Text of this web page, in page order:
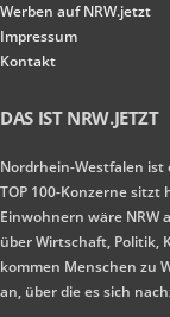
Werben auf NRW.jetzt
Impressum
Kontakt
DAS IST NRW.JETZT
Nordrhein-Westfalen ist
TOP 100-Konzerne
Einwohnern wäre NRW
über Wirtschaft, Politik,
kommen Menschen zu
an, über die es sich